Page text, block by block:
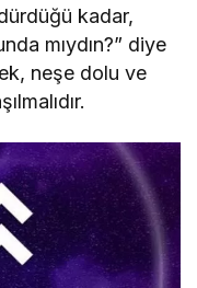
kadar,
mıydın?” diye
neşe dolu ve